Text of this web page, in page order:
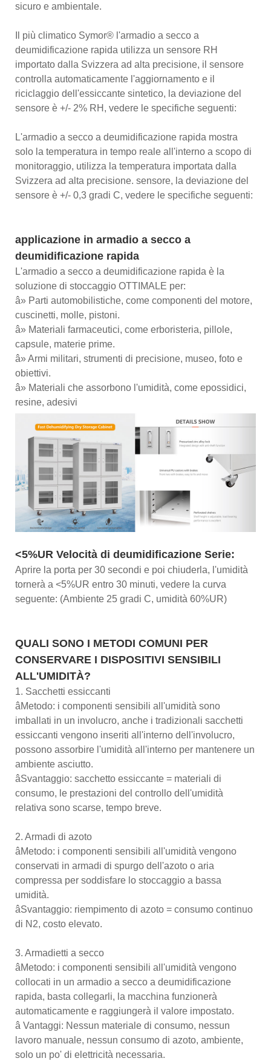
sicuro e ambientale.
Il più climatico Symor® l'armadio a secco a
deumidificazione rapida utilizza un sensore RH
importato dalla Svizzera ad alta precisione, il sensore
controlla automaticamente l'aggiornamento e il
riciclaggio dell'essiccante sintetico, la deviazione del
sensore è +/- 2% RH, vedere le specifiche seguenti:
L'armadio a secco a deumidificazione rapida mostra
solo la temperatura in tempo reale all'interno a scopo di
monitoraggio, utilizza la temperatura importata dalla
Svizzera ad alta precisione. sensore, la deviazione del
sensore è +/- 0,3 gradi C, vedere le specifiche seguenti:
applicazione in armadio a secco a
deumidificazione rapida
L'armadio a secco a deumidificazione rapida è la
soluzione di stoccaggio OTTIMALE per:
â» Parti automobilistiche, come componenti del motore,
cuscinetti, molle, pistoni.
â» Materiali farmaceutici, come erboristeria, pillole,
capsule, materie prime.
â» Armi militari, strumenti di precisione, museo, foto e
obiettivi.
â» Materiali che assorbono l'umidità, come epossidici,
resine, adesivi
<5%UR Velocità di deumidificazione Serie:
Aprire la porta per 30 secondi e poi chiuderla, l'umidità
tornerà a <5%UR entro 30 minuti, vedere la curva
seguente: (Ambiente 25 gradi C, umidità 60%UR)
QUALI SONO I METODI COMUNI PER
CONSERVARE I DISPOSITIVI SENSIBILI
ALL'UMIDITÀ?
1. Sacchetti essiccanti
âMetodo: i componenti sensibili all'umidità sono
imballati in un involucro, anche i tradizionali sacchetti
essiccanti vengono inseriti all'interno dell'involucro,
possono assorbire l'umidità all'interno per mantenere un
ambiente asciutto.
âSvantaggio: sacchetto essiccante = materiali di
consumo, le prestazioni del controllo dell'umidità
relativa sono scarse, tempo breve.
2. Armadi di azoto
âMetodo: i componenti sensibili all'umidità vengono
conservati in armadi di spurgo dell'azoto o aria
compressa per soddisfare lo stoccaggio a bassa
umidità.
âSvantaggio: riempimento di azoto = consumo continuo
di N2, costo elevato.
3. Armadietti a secco
âMetodo: i componenti sensibili all'umidità vengono
collocati in un armadio a secco a deumidificazione
rapida, basta collegarli, la macchina funzionerà
automaticamente e raggiungerà il valore impostato.
â Vantaggi: Nessun materiale di consumo, nessun
lavoro manuale, nessun consumo di azoto, ambiente,
solo un po' di elettricità necessaria.